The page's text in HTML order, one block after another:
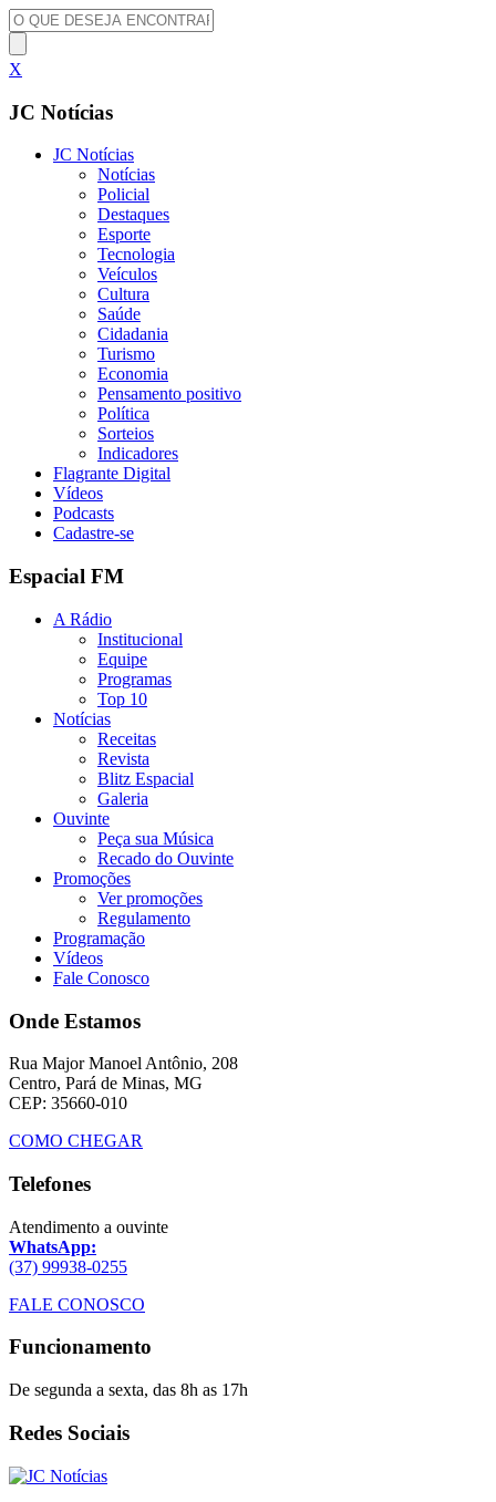
X
JC Notícias
JC Notícias
Notícias
Policial
Destaques
Esporte
Tecnologia
Veículos
Cultura
Saúde
Cidadania
Turismo
Economia
Pensamento positivo
Política
Sorteios
Indicadores
Flagrante Digital
Vídeos
Podcasts
Cadastre-se
Espacial FM
A Rádio
Institucional
Equipe
Programas
Top 10
Notícias
Receitas
Revista
Blitz Espacial
Galeria
Ouvinte
Peça sua Música
Recado do Ouvinte
Promoções
Ver promoções
Regulamento
Programação
Vídeos
Fale Conosco
Onde Estamos
Rua Major Manoel Antônio, 208
Centro, Pará de Minas, MG
CEP: 35660-010
COMO CHEGAR
Telefones
Atendimento a ouvinte
WhatsApp:
(37) 99938-0255
FALE CONOSCO
Funcionamento
De segunda a sexta, das 8h as 17h
Redes Sociais